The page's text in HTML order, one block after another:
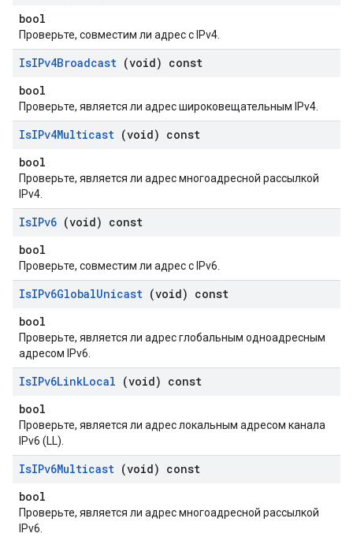
bool
Проверьте, совместим ли адрес с IPv4.
IsIPv4Broadcast (void) const
bool
Проверьте, является ли адрес широковещательным IPv4.
IsIPv4Multicast (void) const
bool
Проверьте, является ли адрес многоадресной рассылкой
IPv4.
IsIPv6 (void) const
bool
Проверьте, совместим ли адрес с IPv6.
IsIPv6GlobalUnicast (void) const
bool
Проверьте, является ли адрес глобальным одноадресным
адресом IPv6.
IsIPv6LinkLocal (void) const
bool
Проверьте, является ли адрес локальным адресом канала
IPv6 (LL).
IsIPv6Multicast (void) const
bool
Проверьте, является ли адрес многоадресной рассылкой
IPv6.